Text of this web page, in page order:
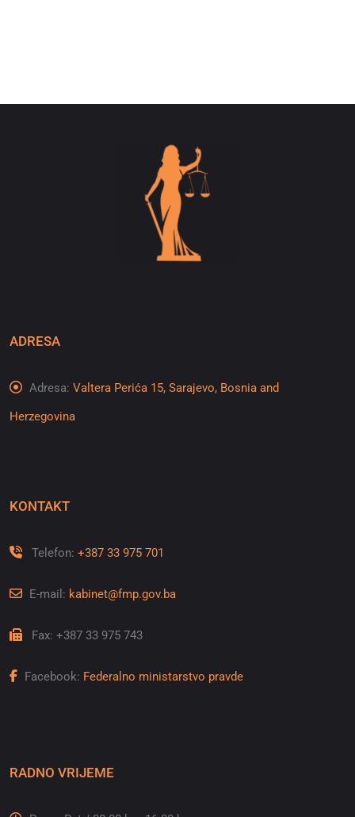
ADRESA
Adresa: Valtera Perića 15, Sarajevo, Bosnia and
Herzegovina
KONTAKT
Telefon: +387 33 975 701
E-mail: kabinet@fmp.gov.ba
Fax: +387 33 975 743
Facebook: Federalno ministarstvo pravde
RADNO VRIJEME